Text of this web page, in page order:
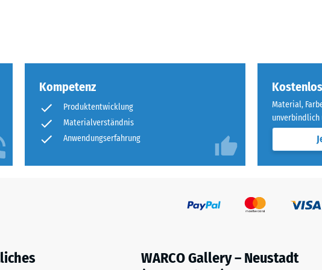
Kompetenz
Produktentwicklung
Materialverständnis
Anwendungserfahrung
Material,
unverbindlich
WARCO Gallery – Neustadt